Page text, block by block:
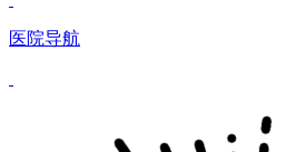
医院导航